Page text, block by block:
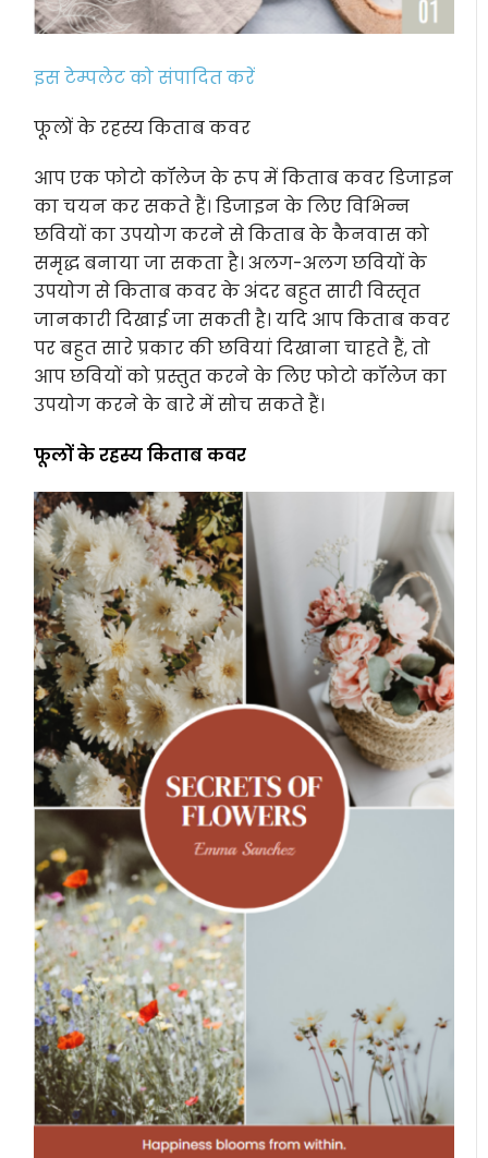
इस टेम्पलेट को संपादित करें
फूलों के रहस्य किताब कवर
आप एक फोटो कॉलेज के रूप में किताब कवर डिजाइन
का चयन कर सकते हैं। डिजाइन के लिए विभिन्न
छवियों का उपयोग करने से किताब के कैनवास को
समृद्ध बनाया जा सकता है। अलग-अलग छवियों के
उपयोग से किताब कवर के अंदर बहुत सारी विस्तृत
जानकारी दिखाई जा सकती है। यदि आप किताब कवर
पर बहुत सारे प्रकार की छवियां दिखाना चाहते हैं, तो
आप छवियों को प्रस्तुत करने के लिए फोटो कॉलेज का
उपयोग करने के बारे में सोच सकते हैं।
फूलों के रहस्य किताब कवर